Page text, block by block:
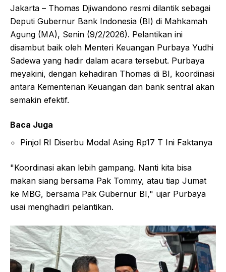
Jakarta – Thomas Djiwandono resmi dilantik sebagai
Deputi Gubernur Bank Indonesia (BI) di Mahkamah
Agung (MA), Senin (9/2/2026). Pelantikan ini
disambut baik oleh Menteri Keuangan Purbaya Yudhi
Sadewa yang hadir dalam acara tersebut. Purbaya
meyakini, dengan kehadiran Thomas di BI, koordinasi
antara Kementerian Keuangan dan bank sentral akan
semakin efektif.
Baca Juga
Pinjol RI Diserbu Modal Asing Rp17 T Ini Faktanya
"Koordinasi akan lebih gampang. Nanti kita bisa
makan siang bersama Pak Tommy, atau tiap Jumat
ke MBG, bersama Pak Gubernur BI," ujar Purbaya
usai menghadiri pelantikan.